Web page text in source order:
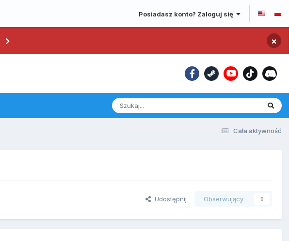
Posiadasz konto? Zaloguj się
×
Cała aktywność
Udostępnij Obserwujący 0